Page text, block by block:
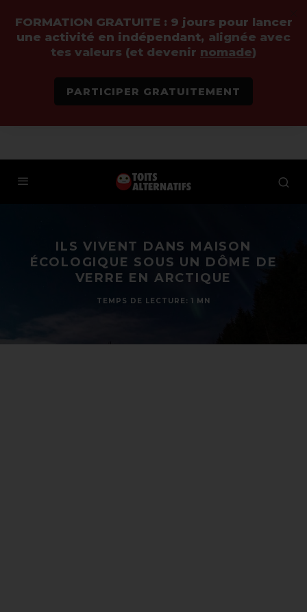
ILS VIVENT DANS MAISON
ÉCOLOGIQUE SOUS UN DÔME DE
VERRE EN ARCTIQUE
TEMPS DE LECTURE: 1 MN
FORMATION GRATUITE : 9 jours pour lancer
une activité en indépendant, alignée avec
tes valeurs (et devenir nomade)
PARTICIPER GRATUITEMENT